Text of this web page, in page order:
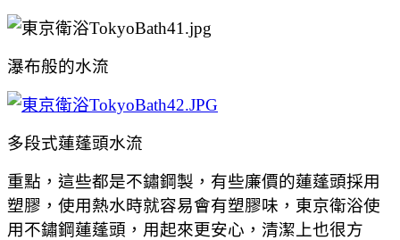
瀑布般的水流
多段式蓮蓬頭水流
重點，這些都是不鏽鋼製，有些廉價的蓮蓬頭採用
塑膠，使用熱水時就容易會有塑膠味，東京衛浴使
用不鏽鋼蓮蓬頭 ，用起來更安心，清潔上也很方